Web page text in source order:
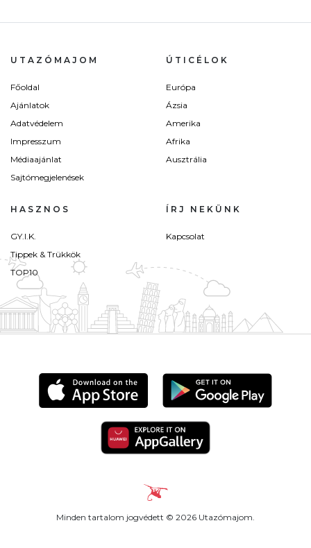
UTAZÓMAJOM
Főoldal
Ajánlatok
Adatvédelem
Impresszum
Médiaajánlat
Sajtómegjelenések
ÚTICÉLOK
Európa
Ázsia
Amerika
Afrika
Ausztrália
HASZNOS
GY.I.K.
Tippek & Trükkök
TOP10
ÍRJ NEKÜNK
Kapcsolat
Minden tartalom jogvédett © 2026 Utazómajom.